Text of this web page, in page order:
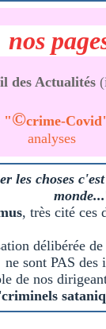
nos
des Actualités
"©crime-
analyses
les choses
monde...
, très cité ces
délibérée de
ne sont PAS des
de nos
criminels